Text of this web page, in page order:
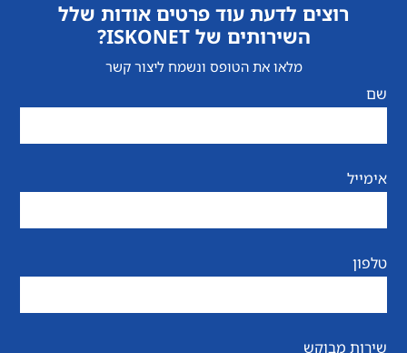
רוצים לדעת עוד פרטים אודות שלל
השירותים של ISKONET?
מלאו את הטופס ונשמח ליצור קשר
שם
אימייל
טלפון
שירות מבוקש